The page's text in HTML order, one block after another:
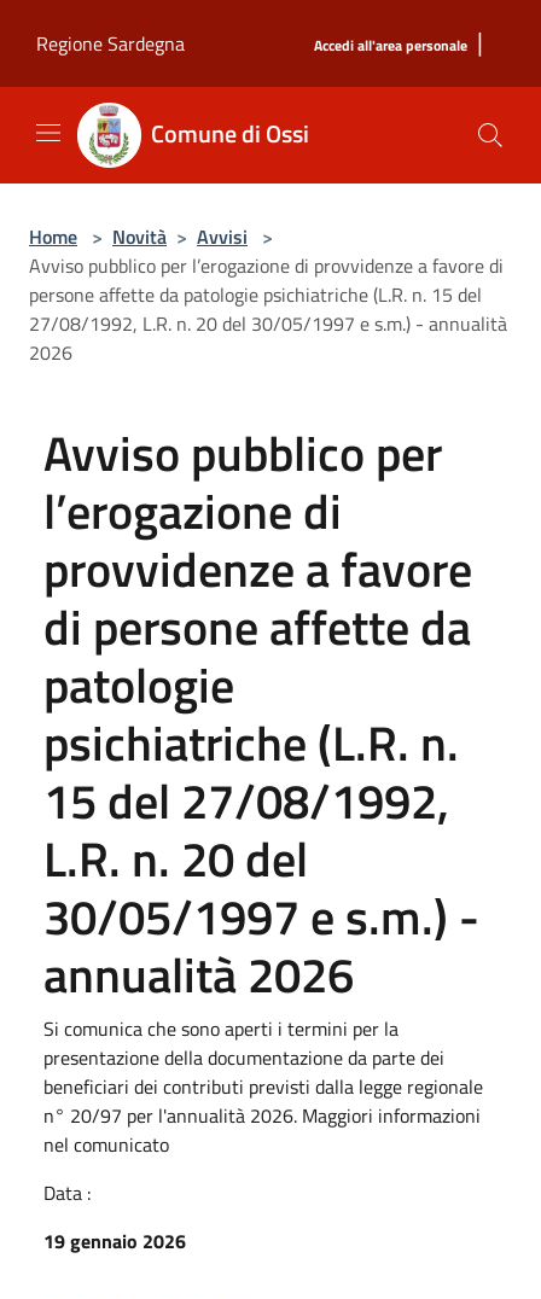
Regione Sardegna
Accedi all'area personale |
Comune di Ossi
Home > Novità > Avvisi >
Avviso pubblico per l’erogazione di provvidenze a favore di
persone affette da patologie psichiatriche (L.R. n. 15 del
27/08/1992, L.R. n. 20 del 30/05/1997 e s.m.) - annualità
2026
Avviso pubblico per
l’erogazione di
provvidenze a favore
di persone affette da
patologie
psichiatriche (L.R. n.
15 del 27/08/1992,
L.R. n. 20 del
30/05/1997 e s.m.) -
annualità 2026
Si comunica che sono aperti i termini per la
presentazione della documentazione da parte dei
beneficiari dei contributi previsti dalla legge regionale
n° 20/97 per l'annualità 2026. Maggiori informazioni
nel comunicato
Data :
19 gennaio 2026